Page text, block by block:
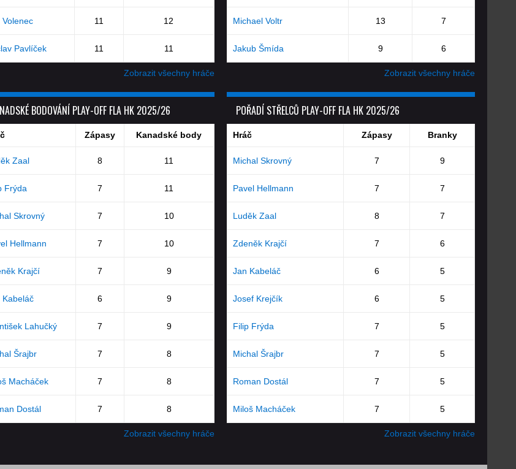
Volenec 11 12
Pavlíček 11 11
Zobrazit všechny hráče
BODOVÁNÍ PLAY-OFF FLA HK 2025/26
Zápasy Kanadské body
Zaal 8 11
Frýda 7 11
Skrovný 7 10
Hellmann 7 10
Krajčí 7 9
Kabeláč 6 9
Lahučký 7 9
Šrajbr 7 8
Macháček 7 8
Dostál 7 8
Zobrazit všechny hráče
Michael Voltr 13 7
Jakub Šmída 9 6
Zobrazit všechny hráče
POŘADÍ STŘELCŮ PLAY-OFF FLA HK 2025/26
Hráč Zápasy Branky
Michal Skrovný 7 9
Pavel Hellmann 7 7
Luděk Zaal 8 7
Zdeněk Krajčí 7 6
Jan Kabeláč 6 5
Josef Krejčík 6 5
Filip Frýda 7 5
Michal Šrajbr 7 5
Roman Dostál 7 5
Miloš Macháček 7 5
Zobrazit všechny hráče